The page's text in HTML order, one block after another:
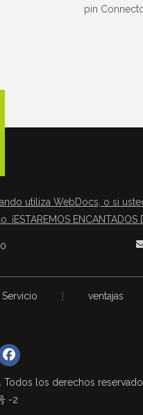
pin
utiliza WebDocs, o si
ENCANTADOS
Servicio ventajas
los derechos
-2